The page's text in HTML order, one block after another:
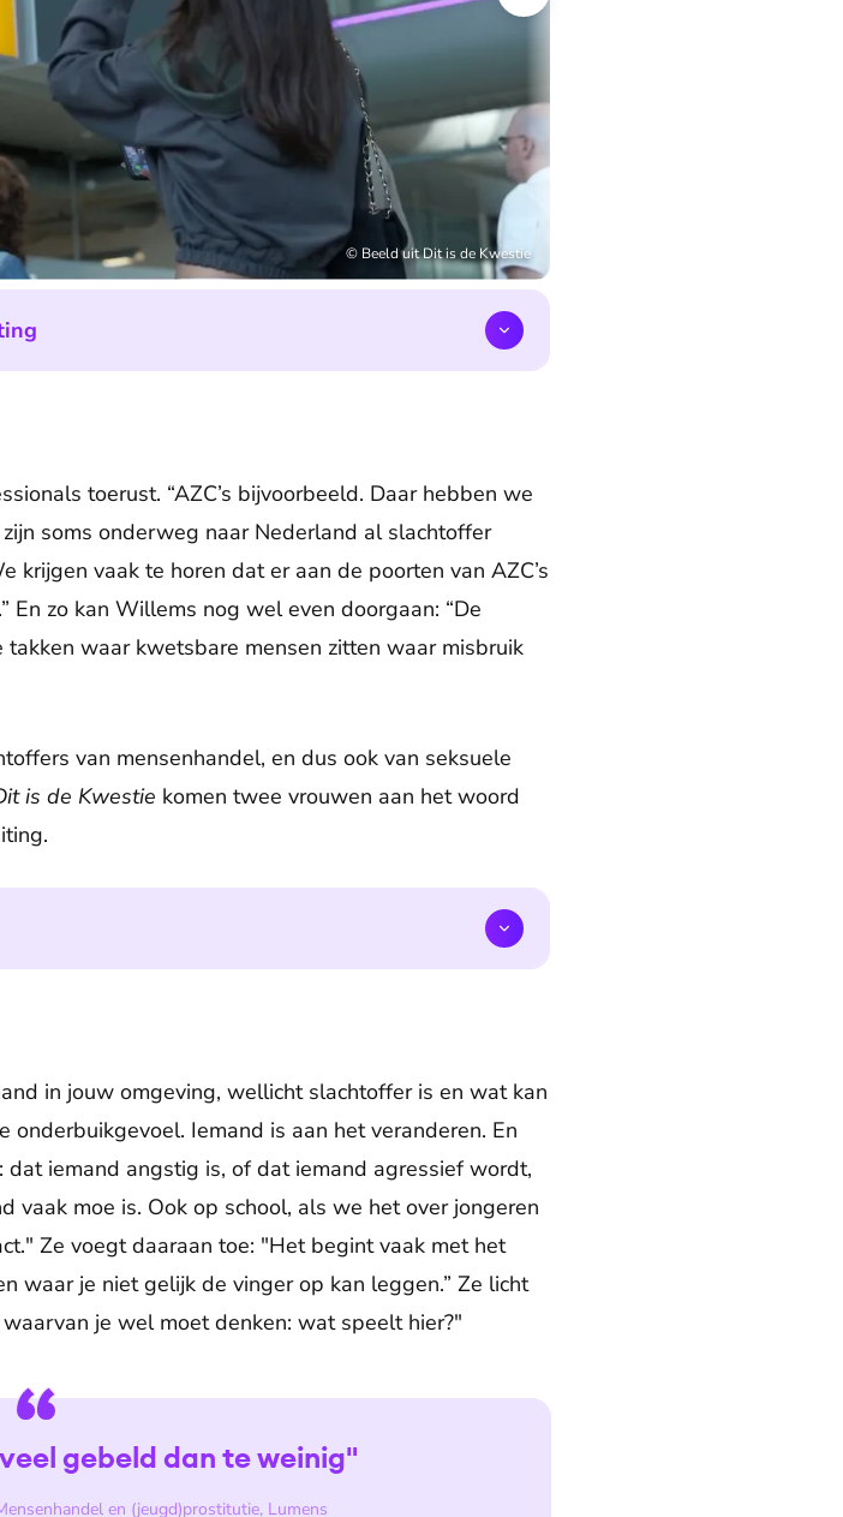
© Beeld uit Dit is de Kwestie
toerust. “AZC’s bijvoorbeeld. Daar hebben we
soms onderweg naar Nederland al slachtoffer
vaak te horen dat er aan de poorten van AZC’s
zo kan Willems nog wel even doorgaan: “De
waar kwetsbare mensen zitten waar misbruik
van mensenhandel, en dus ook van seksuele
is de Kwestie komen twee vrouwen aan het woord
in jouw omgeving, wellicht slachtoffer is en wat kan
Iemand is aan het veranderen. En
iemand angstig is, of dat iemand agressief wordt,
moe is. Ook op school, als we het over jongeren
Ze voegt daaraan toe: "Het begint vaak met het
waar je niet gelijk de vinger op kan leggen.” Ze licht
je wel moet denken: wat speelt hier?"
en (jeugd)prostitutie, Lumens
gebeld dan te weinig"